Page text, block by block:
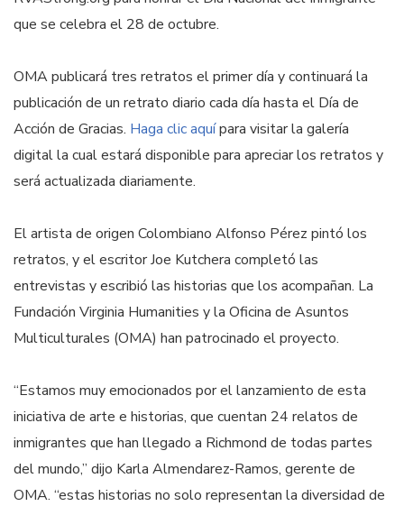
que se celebra el 28 de octubre.
OMA publicará tres retratos el primer día y continuará la
publicación de un retrato diario cada día hasta el Día de
Acción de Gracias. Haga clic aquípara visitar la galería
digital la cual estará disponible para apreciar los retratos y
será actualizada diariamente.
El artista de origen Colombiano Alfonso Pérez pintó los
retratos, y el escritor Joe Kutchera completó las
entrevistas y escribió las historias que los acompañan. La
Fundación Virginia Humanities y la Oficina de Asuntos
Multiculturales (OMA) han patrocinado el proyecto.
“Estamos muy emocionados por el lanzamiento de esta
iniciativa de arte e historias, que cuentan 24 relatos de
inmigrantes que han llegado a Richmond de todas partes
del mundo,” dijo Karla Almendarez-Ramos, gerente de
OMA. “estas historias no solo representan la diversidad de